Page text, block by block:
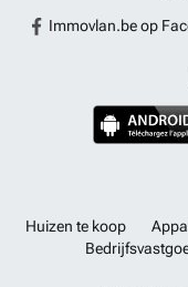
Immovlan.be op
Huizen te koop